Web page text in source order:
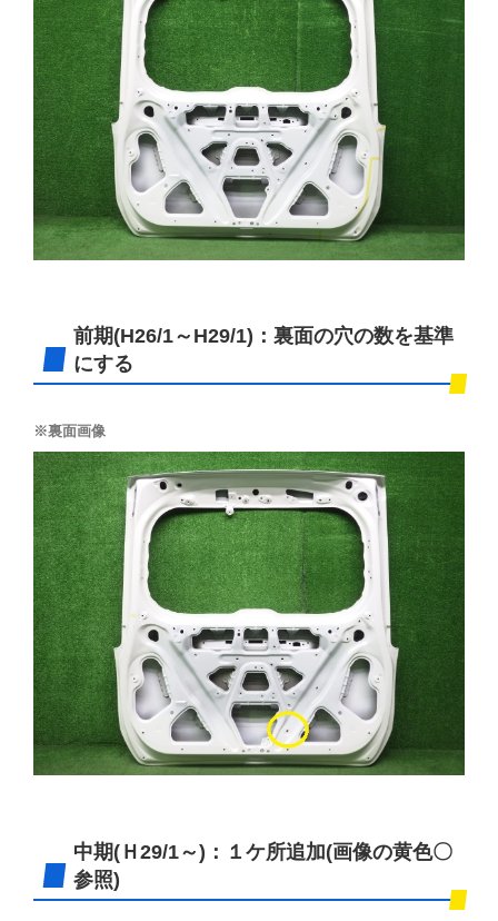
前期(H26/1～H29/1)：裏面の穴の数を基準
にする
※裏面画像
中期(Ｈ29/1～)：１ケ所追加(画像の黄色〇
参照)